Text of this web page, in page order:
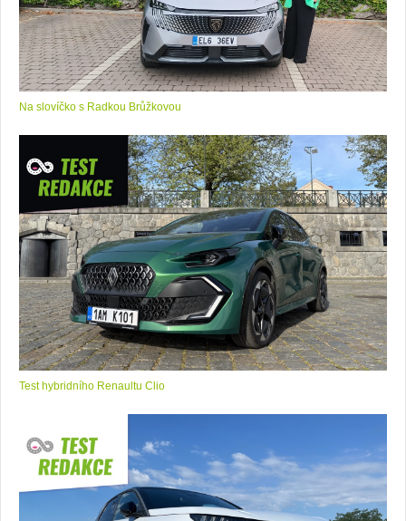
Na slovíčko s Radkou Brůžkovou
Test hybridního Renaultu Clio